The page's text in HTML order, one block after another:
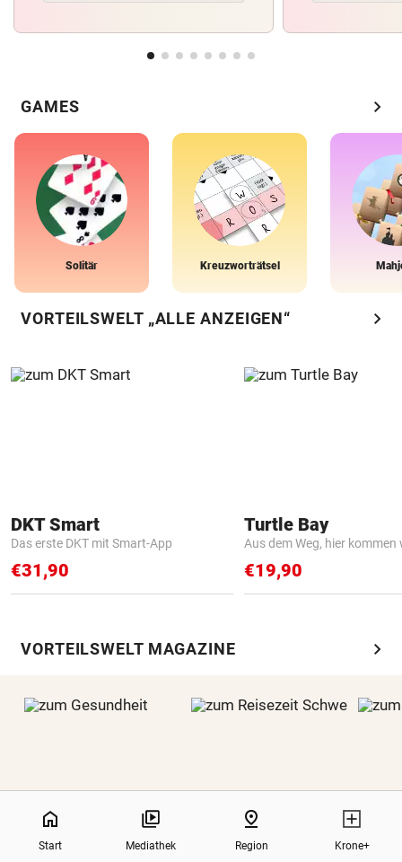
GAMES chevron_right
Solitär Kreuzworträtsel
VORTEILSWELT „ALLE ANZEIGEN“ chevron_right
DKT Smart
Das erste DKT mit Smart-App
€31,90
Turtle Bay
Aus dem Weg, hier kommen
€19,90
VORTEILSWELT MAGAZINE chevron_right
home
Start Mediathek
pin_drop
Region Krone+
0%